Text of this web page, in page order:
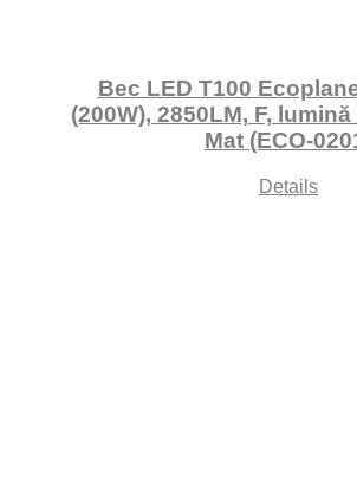
Bec LED T100
(200W), 2850LM, F,
Mat (ECO-
Details